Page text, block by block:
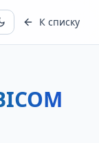
К списку